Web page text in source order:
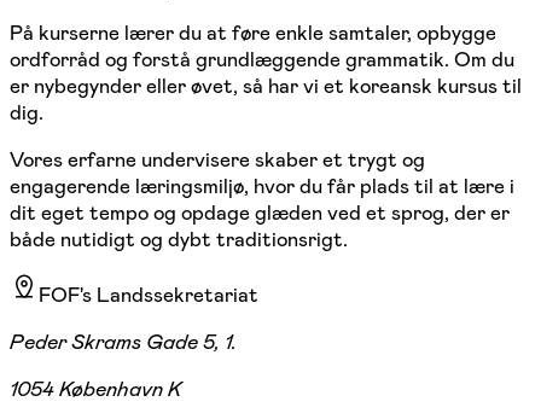
På kurserne lærer du at føre enkle samtaler, opbygge
ordforråd og forstå grundlæggende grammatik. Om du
er nybegynder eller øvet, så har vi et koreansk kursus til
dig.
Vores erfarne undervisere skaber et trygt og
engagerende læringsmiljø, hvor du får plads til at lære i
dit eget tempo og opdage glæden ved et sprog, der er
både nutidigt og dybt traditionsrigt.
FOF's Landssekretariat
Peder Skrams Gade 5, 1.
1054 København K